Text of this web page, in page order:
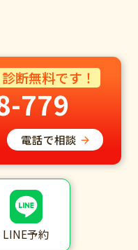
断無料です！
779
電話で相談
LINE予約